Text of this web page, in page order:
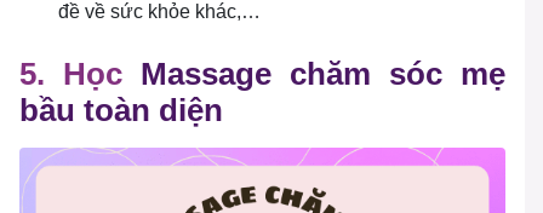
đề về sức khỏe khác,…
5. Học Massage chăm sóc mẹ
bầu toàn diện